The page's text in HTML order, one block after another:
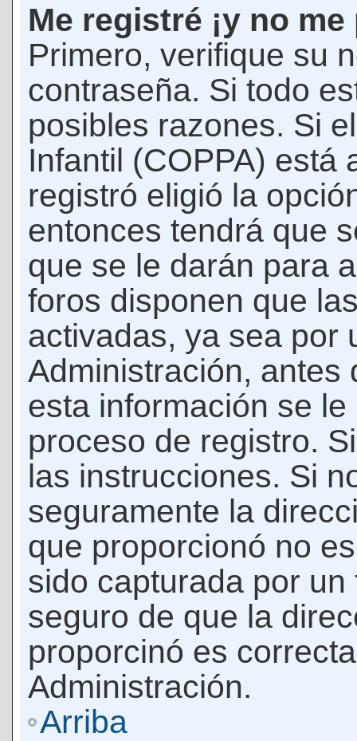
Me registré ¡y no
Primero, verifique su
contraseña. Si todo
posibles razones. Si
Infantil (COPPA) está
registró eligió la
entonces tendrá que
que se le darán para
foros disponen que
activadas, ya sea por
Administración, antes
esta información se
proceso de registro.
las instrucciones. Si
seguramente la
que proporcionó no
sido capturada por
seguro de que la
proporcinó es
Administración.
Arriba